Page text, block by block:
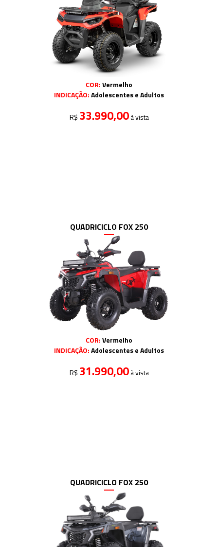
COR:Vermelho
INDICAÇÃO:Adolescentes e Adultos
R$ 33.990,00à vista
QUADRICICLO FOX 250
COR:Vermelho
INDICAÇÃO:Adolescentes e Adultos
R$ 31.990,00à vista
QUADRICICLO FOX 250